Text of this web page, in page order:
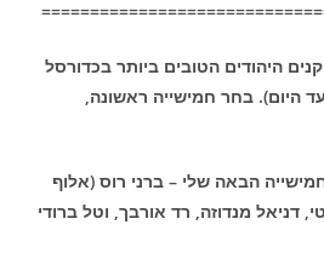
היהודים הטובים ביותר בכדורסל
בשנות האלפיים (מ-2000 עד היום). בחר חמישייה ראשונה,
הבאה שלי – ברני רוס (אלוף
דניאל מנדוזה, רד אורבך, וטל ברודי